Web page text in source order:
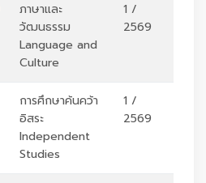
ภาษาและ
วัฒนธรรม
Language and
Culture
1 /
2569
การศึกษาค้นคว้า
อิสระ
Independent
Studies
1 /
2569